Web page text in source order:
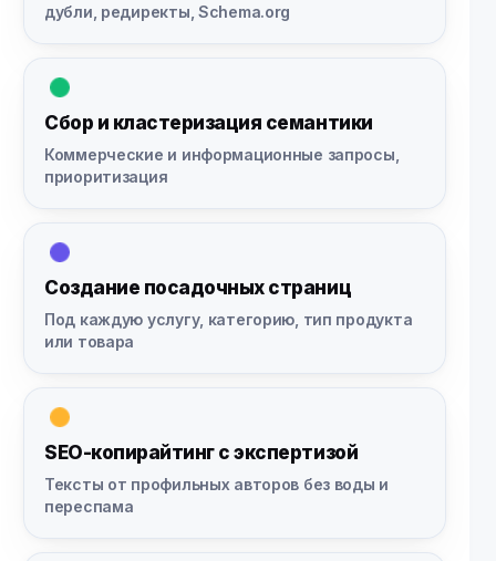
дубли, редиректы, Schema.org
Сбор и кластеризация семантики
Коммерческие и информационные запросы,
приоритизация
Создание посадочных страниц
Под каждую услугу, категорию, тип продукта
или товара
SEO-копирайтинг с экспертизой
Тексты от профильных авторов без воды и
переспама